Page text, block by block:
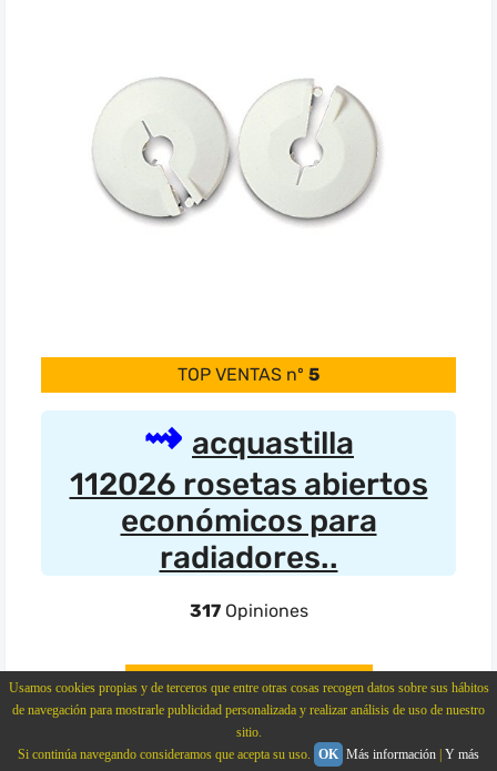
Usamos cookies propias y de terceros que entre otras cosas recogen datos sobre sus hábitos
de navegación para mostrarle publicidad personalizada y realizar análisis de uso de nuestro
sitio.
Si continúa navegando consideramos que acepta su uso. OK Más información Y más
TOP VENTAS nº 5
acquastilla
112026 rosetas abiertos
económicos para
radiadores..
317Opiniones
Ver Ofertas Amazon
Características